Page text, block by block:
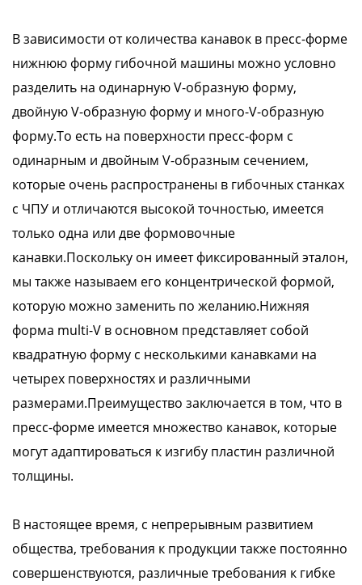
В зависимости от количества канавок в пресс-форме
нижнюю форму гибочной машины можно условно
разделить на одинарную V-образную форму,
двойную V-образную форму и много-V-образную
форму.То есть на поверхности пресс-форм с
одинарным и двойным V-образным сечением,
которые очень распространены в гибочных станках
с ЧПУ и отличаются высокой точностью, имеется
только одна или две формовочные
канавки.Поскольку он имеет фиксированный эталон,
мы также называем его концентрической формой,
которую можно заменить по желанию.Нижняя
форма multi-V в основном представляет собой
квадратную форму с несколькими канавками на
четырех поверхностях и различными
размерами.Преимущество заключается в том, что в
пресс-форме имеется множество канавок, которые
могут адаптироваться к изгибу пластин различной
толщины.
В настоящее время, с непрерывным развитием
общества, требования к продукции также постоянно
совершенствуются, различные требования к гибке